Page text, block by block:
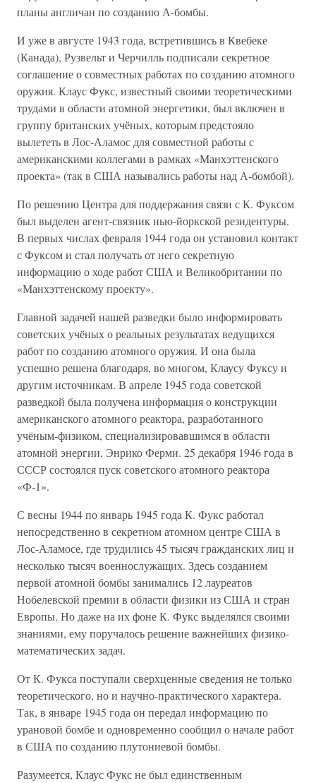
планы англичан по созданию А-бомбы.
И уже в августе 1943 года, встретившись в Квебеке
(Канада), Рузвельт и Черчилль подписали секретное
соглашение о совместных работах по созданию атомного
оружия. Клаус Фукс, известный своими теоретическими
трудами в области атомной энергетики, был включен в
группу британских учёных, которым предстояло
вылететь в Лос-Аламос для совместной работы с
американскими коллегами в рамках «Манхэттенского
проекта» (так в США назывались работы над А-бомбой).
По решению Центра для поддержания связи с К. Фуксом
был выделен агент-связник нью-йоркской резидентуры.
В первых числах февраля 1944 года он установил контакт
с Фуксом и стал получать от него секретную
информацию о ходе работ США и Великобритании по
«Манхэттенскому проекту».
Главной задачей нашей разведки было информировать
советских учёных о реальных результатах ведущихся
работ по созданию атомного оружия. И она была
успешно решена благодаря, во многом, Клаусу Фуксу и
другим источникам. В апреле 1945 года советской
разведкой была получена информация о конструкции
американского атомного реактора, разработанного
учёным-физиком, специализировавшимся в области
атомной энергии, Энрико Ферми. 25 декабря 1946 года в
СССР состоялся пуск советского атомного реактора
«Ф-1».
С весны 1944 по январь 1945 года К. Фукс работал
непосредственно в секретном атомном центре США в
Лос-Аламосе, где трудились 45 тысяч гражданских лиц и
несколько тысяч военнослужащих. Здесь созданием
первой атомной бомбы занимались 12 лауреатов
Нобелевской премии в области физики из США и стран
Европы. Но даже на их фоне К. Фукс выделялся своими
знаниями, ему поручалось решение важнейших физико-
математических задач.
От К. Фукса поступали сверхценные сведения не только
теоретического, но и научно-практического характера.
Так, в январе 1945 года он передал информацию по
урановой бомбе и одновременно сообщил о начале работ
в США по созданию плутониевой бомбы.
Разумеется, Клаус Фукс не был единственным